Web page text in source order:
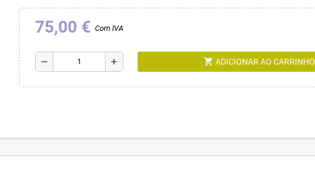
75,00 € Com IVA
remove add shopping_cart ADICIONAR AO CARRINHO